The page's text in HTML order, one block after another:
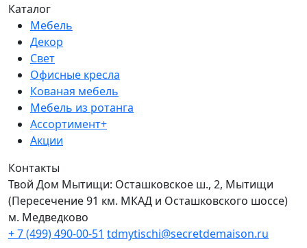
Каталог
Мебель
Декор
Свет
Офисные кресла
Кованая мебель
Мебель из ротанга
Ассортимент+
Акции
Контакты
Твой Дом Мытищи: Осташковское ш., 2, Мытищи
(Пересечение 91 км. МКАД и Осташковского шоссе)
м. Медведково
+ 7 (499) 490-00-51 tdmytischi@secretdemaison.ru